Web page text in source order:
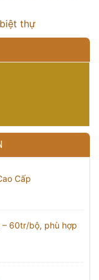
thự
Cấp
60tr/bộ, phù hợp